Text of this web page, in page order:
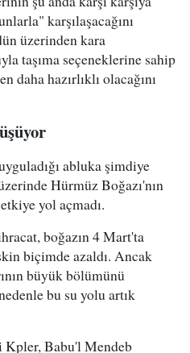
karşılaşacağını
üzerinden kara
taşıma seçeneklerine sahip
daha hazırlıklı olacağını
abluka şimdiye
Hürmüz Boğazı'nın
yol açmadı.
boğazın 4 Mart'ta
biçimde azaldı. Ancak
büyük bölümünü
bu su yolu artık
Babu'l Mendeb